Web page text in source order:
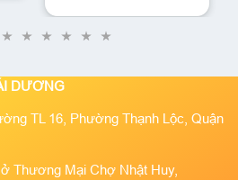
DƯƠNG
TL 16, Phường Thạnh Lộc, Quận
Thương Mại Chợ Nhật Huy,